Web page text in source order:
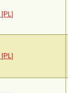
[PL]
[PL]